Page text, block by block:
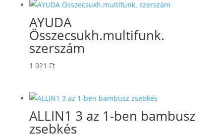
AYUDA
Összecsukh.multifunk.
szerszám
1 021 Ft
ALLIN1 3 az 1-ben bambusz
zsebkés